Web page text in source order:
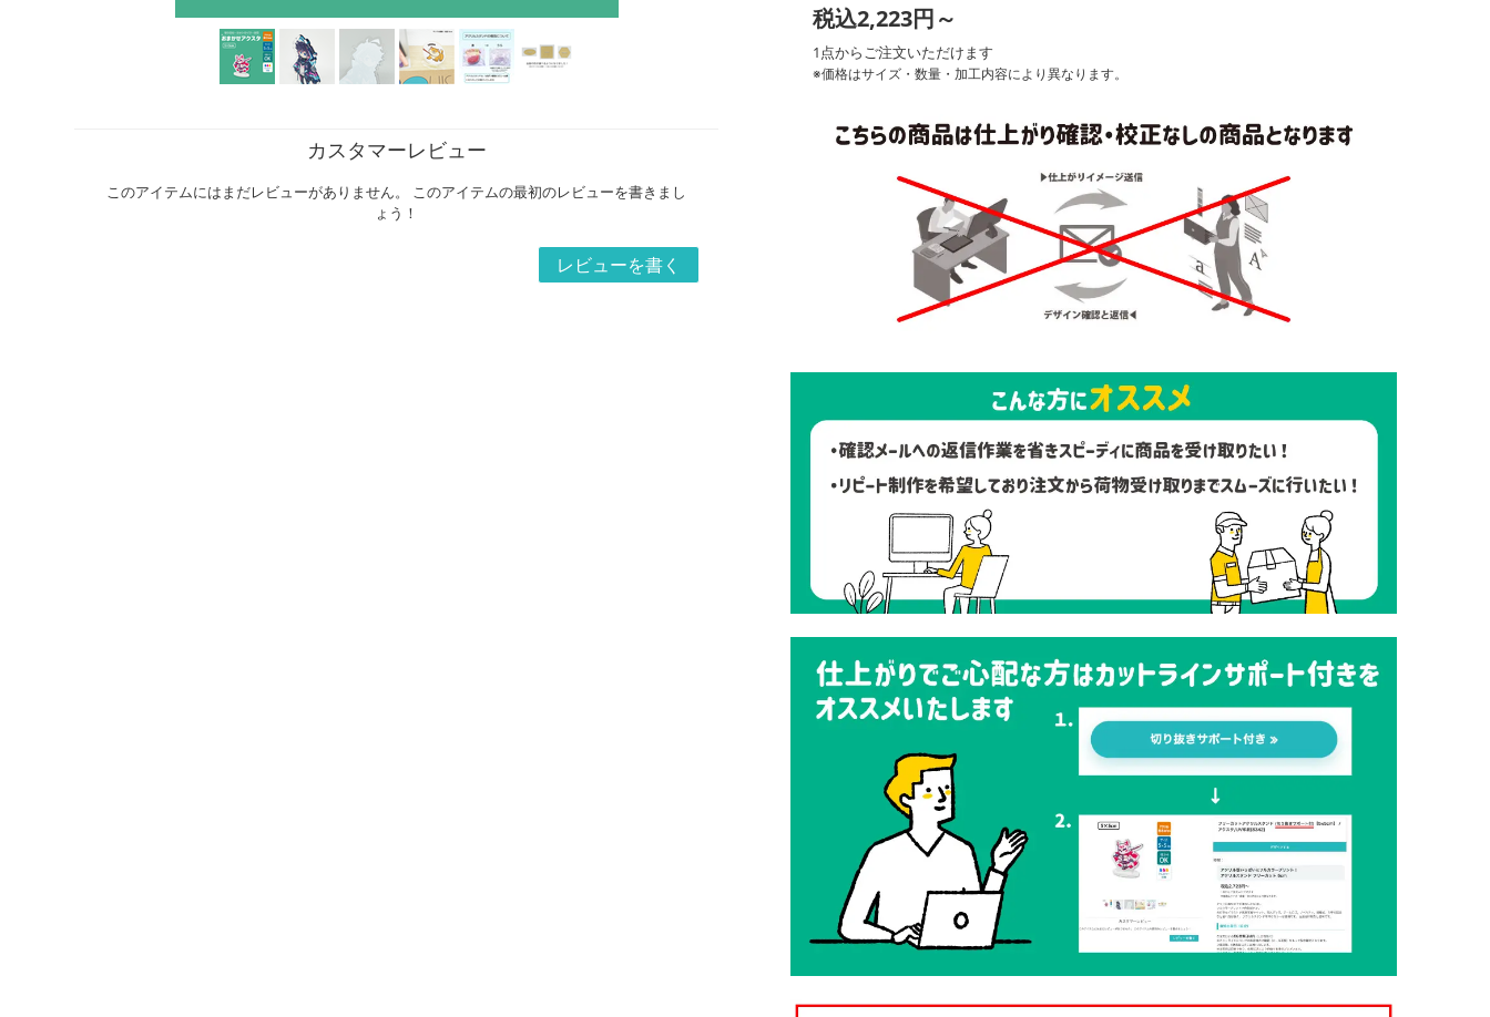
税込2,223円～
1点からご注文いただけます
※価格はサイズ・数量・加工内容により異なります。
カスタマーレビュー
このアイテムにはまだレビューがありません。 このアイテムの最初のレビューを書きまし
ょう！
レビューを書く